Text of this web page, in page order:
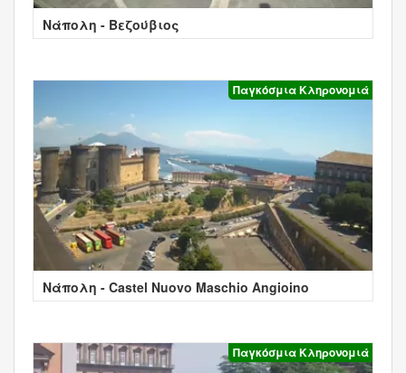
Νάπολη - Βεζούβιος
Παγκόσμια Κληρονομιά
Νάπολη - Castel Nuovo Maschio Angioino
Παγκόσμια Κληρονομιά